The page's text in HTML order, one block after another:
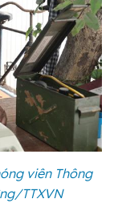
viên Thông
TTXVN